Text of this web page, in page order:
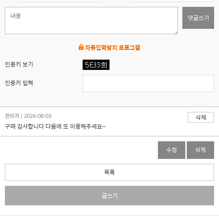
댓글쓰기
자동입력방지 프로그램
인증키 보기
인증키 입력
관리자 | 2026-08-03
삭제
구매 감사합니다 다음에 또 이용해주세요~
수정 삭제
목록
글쓰기